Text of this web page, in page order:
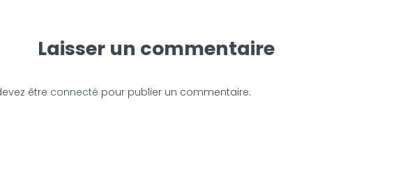
Laisser un commentaire
être connecté pour publier un commentaire.